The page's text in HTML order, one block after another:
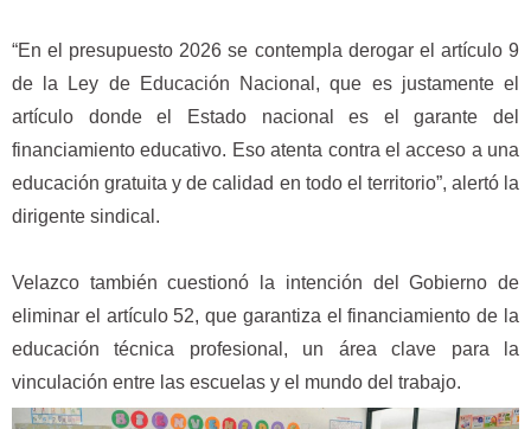
“En el presupuesto 2026 se contempla derogar el artículo 9
de la Ley de Educación Nacional, que es justamente el
artículo donde el Estado nacional es el garante del
financiamiento educativo. Eso atenta contra el acceso a una
educación gratuita y de calidad en todo el territorio”, alertó la
dirigente sindical.
Velazco también cuestionó la intención del Gobierno de
eliminar el artículo 52, que garantiza el financiamiento de la
educación técnica profesional, un área clave para la
vinculación entre las escuelas y el mundo del trabajo.